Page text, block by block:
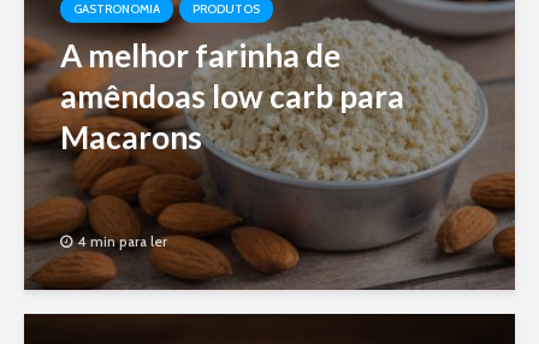
GASTRONOMIA
PRODUTOS
A melhor farinha de
amêndoas low carb para
Macarons
4 min para ler